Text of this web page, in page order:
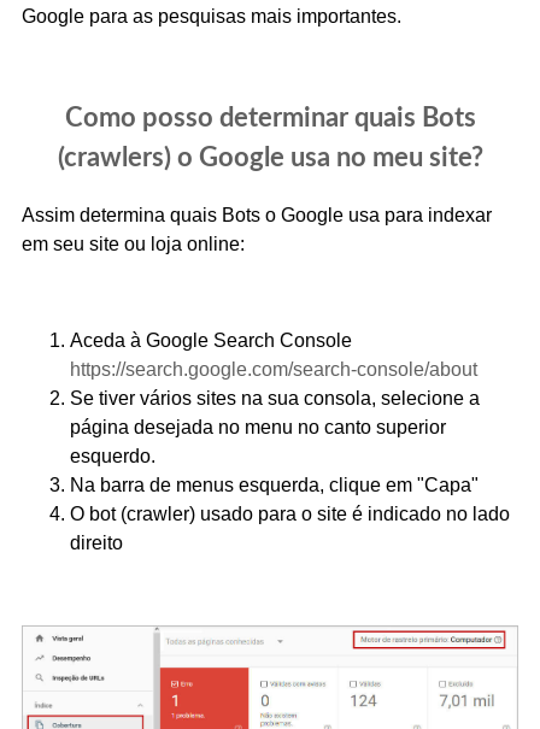
Google para as pesquisas mais importantes.
Como posso determinar quais Bots
(crawlers) o Google usa no meu site?
Assim determina quais Bots o Google usa para indexar
em seu site ou loja online:
Aceda à Google Search Console
https://search.google.com/search-console/about
Se tiver vários sites na sua consola, selecione a
página desejada no menu no canto superior
esquerdo.
Na barra de menus esquerda, clique em "Capa"
O bot (crawler) usado para o site é indicado no lado
direito